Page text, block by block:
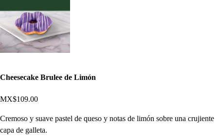
Cheesecake Brulee de Limón
MX$109.00
Cremoso y suave pastel de queso y notas de limón sobre una crujiente
capa de galleta.